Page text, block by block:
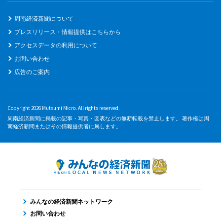
周南経済新聞について
プレスリリース・情報提供はこちらから
アクセスデータの利用について
お問い合わせ
広告のご案内
Copyright 2026 Mutsumi Micro. All rights reserved.
周南経済新聞に掲載の記事・写真・図表などの無断転載を禁止します。 著作権は周
南経済新聞またはその情報提供者に属します。
みんなの経済新聞ネットワーク
お問い合わせ